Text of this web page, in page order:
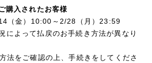
購入されたお客様
（金）10:00～2/28（月）23:59
によって払戻のお手続き方法が異なり
法をご確認の上、手続きをしてくださ